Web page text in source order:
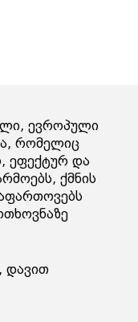
ევროპული
რომელიც
ეფექტურ და
ქმნის
დავით